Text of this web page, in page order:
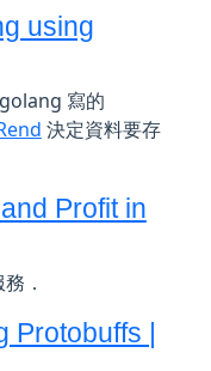
using
寫的
決定資料要存
Profit in
．
Protobuffs |